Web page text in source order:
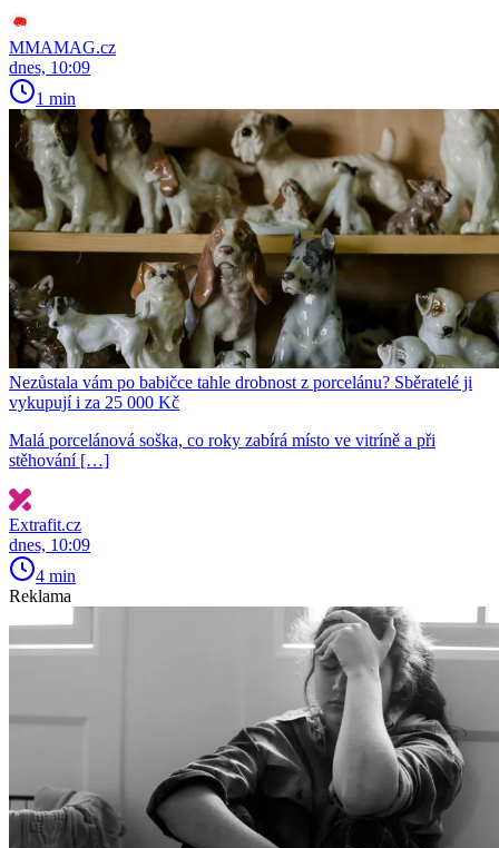
MMAMAG.cz
dnes, 10:09
1 min
Nezůstala vám po babičce tahle drobnost z porcelánu? Sběratelé ji
vykupují i za 25 000 Kč
Malá porcelánová soška, co roky zabírá místo ve vitríně a při
stěhování […]
Extrafit.cz
dnes, 10:09
4 min
Reklama